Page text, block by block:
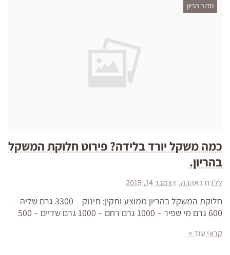
מדור הריון
כמה משקל יורד בלידה? פירוט חלוקת המשקל
בהריון.
ללדת באהבה דצמבר 14, 2015
חלוקת המשקל בהריון ממוצע ותקין: תינוק – 3300 גרם שליה –
600 גרם מי שפיר – 1000 גרם רחם – 1000 גרם שדיים – 500
קראי עוד >